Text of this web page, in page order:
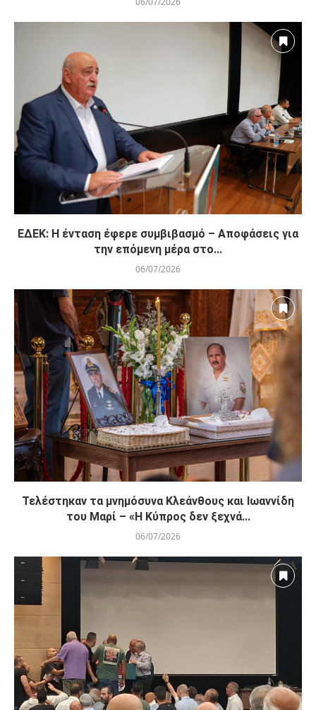
Πρωτοβουλία Αγώνα για ανασυγκρότηση της ΕΔΕΚ:
Χαιρετίζει τις αποφάσεις του Έκτακτου
06/07/2026
ΕΔΕΚ: Η ένταση έφερε συμβιβασμό – Αποφάσεις για
την επόμενη μέρα στο...
06/07/2026
Τελέστηκαν τα μνημόσυνα Κλεάνθους και Ιωαννίδη
του Μαρί – «Η Κύπρος δεν ξεχνά...
06/07/2026